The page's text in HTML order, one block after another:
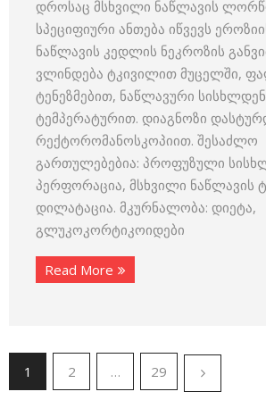
დროსაც მსხვილი ნაწლავის
სპეციფიური ანთება იწვევს
ნაწლავის კედლის ნეკროზის
ვლინდება ტკივილით მუცელში,
ტენეზმებით, ნაწლავური
ტემპერატურით. დიაგნოზი
რექტორომანოსკოპიით. შესაძლო
გართულებებია: პროფუზული
პერფორაცია, მსხვილი ნაწლავის
დილატაცია. მკურნალობა: დიეტა,
გლუკოკორტიკოიდები
Read More
1 2 … 29